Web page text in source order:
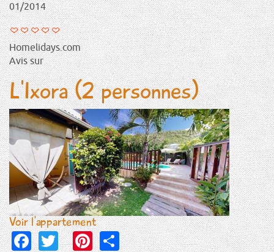
01/2014
Homelidays.com
Avis sur
L'Ixora (2 personnes)
Voir l'appartement
Facebook
TwitterPinterest
Share